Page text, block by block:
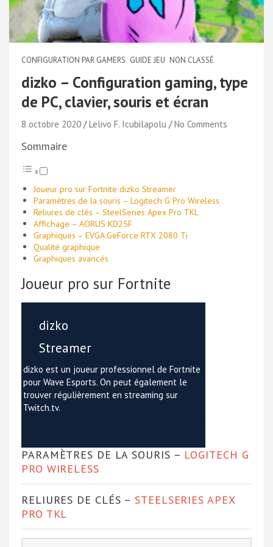
CONFIGURATION PAR GAMERS GUIDE JEU NON CLASSÉ
dizko – Configuration gaming, type
de PC, clavier, souris et écran
8 octobre 2020 Lelivo F. Icubilapolu No Comments
Sommaire
Joueur pro sur Fortnite dizko Streamer
Paramètres de la souris – Logitech G Pro Wireless
Reliures de clés – SteelSeries Apex Pro TKL
Affichage – AORUS KD25F
Graphiques – EVGA GeForce RTX 2080 Ti
Qualité graphique
Graphiques avancés
Joueur pro sur Fortnite
dizko
Streamer
dizko est un joueur professionnel de Fortnite
pour Wave Esports. On peut également le
trouver régulièrement en streaming sur
Twitch.tv.
PARAMÈTRES DE LA SOURIS – LOGITECH G
PRO WIRELESS
RELIURES DE CLÉS – STEELSERIES APEX
PRO TKL